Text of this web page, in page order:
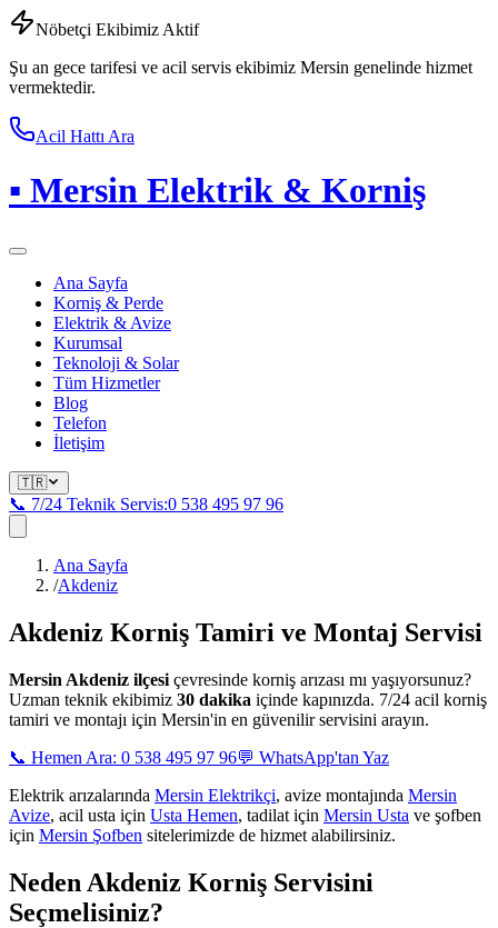
Nöbetçi Ekibimiz Aktif
Şu an gece tarifesi ve acil servis ekibimiz Mersin genelinde hizmet
vermektedir.
Acil Hattı Ara
▪ Mersin Elektrik & Korniş
Ana Sayfa
Korniş & Perde
Elektrik & Avize
Kurumsal
Teknoloji & Solar
Tüm Hizmetler
Blog
Telefon
İletişim
🇹🇷
📞 7/24 Teknik Servis:0 538 495 97 96
Ana Sayfa
/Akdeniz
Akdeniz Korniş Tamiri ve Montaj Servisi
Mersin Akdeniz ilçesi çevresinde korniş arızası mı yaşıyorsunuz?
Uzman teknik ekibimiz 30 dakika içinde kapınızda. 7/24 acil korniş
tamiri ve montajı için Mersin'in en güvenilir servisini arayın.
📞 Hemen Ara: 0 538 495 97 96💬 WhatsApp'tan Yaz
Elektrik arızalarında Mersin Elektrikçi, avize montajında Mersin
Avize, acil usta için Usta Hemen, tadilat için Mersin Usta ve şofben
için Mersin Şofben sitelerimizde de hizmet alabilirsiniz.
Neden Akdeniz Korniş Servisini
Seçmelisiniz?